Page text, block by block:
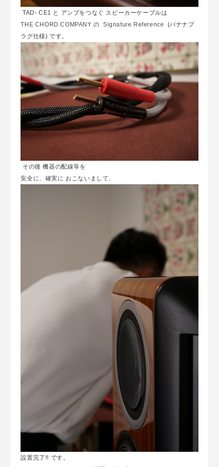
TAD- CE1 と アンプをつなぐ スピーカーケーブルは
THE CHORD COMPANY の Signature Reference (バナナプ
ラグ仕様) です。
その後 機器の配線等を
安全に、確実に おこないまして、
設置完了!! です。